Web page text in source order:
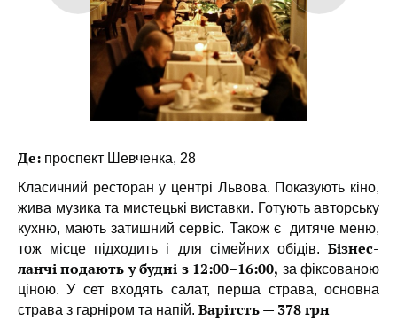
Де: проспект Шевченка, 28
Класичний ресторан у центрі Львова. Показують кіно,
жива музика та мистецькі виставки. Готують авторську
кухню, мають затишний сервіс. Також є дитяче меню,
тож місце підходить і для сімейних обідів. Бізнес-
ланчі подають у будні з 12:00–16:00, за фіксованою
ціною. У сет входять салат, перша страва, основна
страва з гарніром та напій. Варітсть — 378 грн